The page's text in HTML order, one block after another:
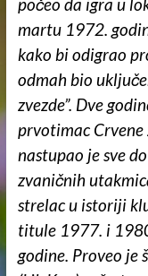
počeo da igra u
martu 1972.
kako bi odigrao
odmah bio
zvezde”. Dve
prvotimac Crvene
nastupao je sve
zvaničnih
strelac u istoriji
titule 1977. i
godine. Proveo je